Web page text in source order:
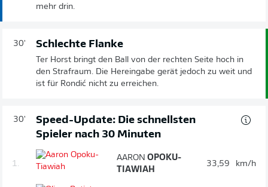
mehr drin.
30' Schlechte Flanke
Ter Horst bringt den Ball von der rechten Seite hoch in
den Strafraum. Die Hereingabe gerät jedoch zu weit und
ist für Rondić nicht zu erreichen.
30'
Speed-Update: Die schnellsten
Spieler nach 30 Minuten
1.
AARON OPOKU-
TIAWIAH
33,59 km/h